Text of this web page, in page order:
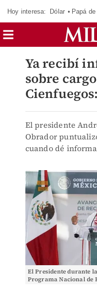
Hoy interesa: Dólar Papá
Ya recibí
sobre
El presidente
Obrador
cuando dé
El Presidente durante
Programa Nacional de